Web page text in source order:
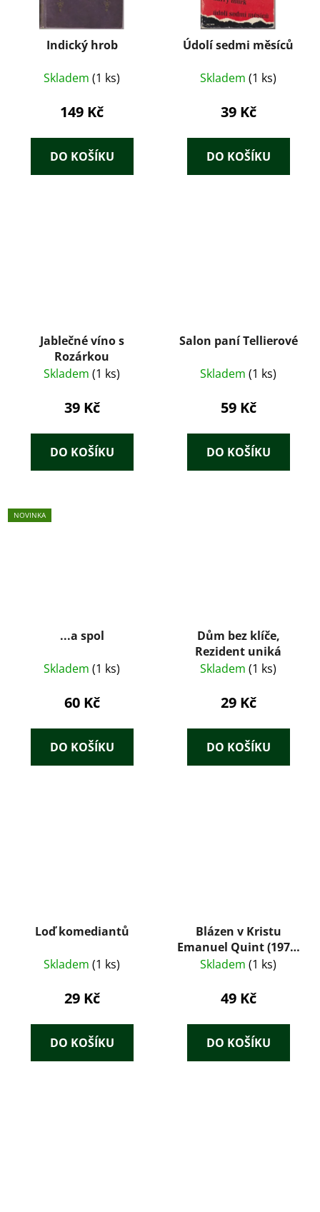
Indický hrob
Skladem (1 ks)
149 Kč
DO KOŠÍKU
Údolí sedmi měsíců
Skladem (1 ks)
39 Kč
DO KOŠÍKU
Jablečné víno s
Rozárkou
Skladem (1 ks)
39 Kč
DO KOŠÍKU
Salon paní Tellierové
Skladem (1 ks)
59 Kč
DO KOŠÍKU
NOVINKA
...a spol
Skladem (1 ks)
60 Kč
DO KOŠÍKU
Dům bez klíče,
Rezident uniká
Skladem (1 ks)
29 Kč
DO KOŠÍKU
Loď komediantů
Skladem (1 ks)
29 Kč
DO KOŠÍKU
Blázen v Kristu
Emanuel Quint (1975)
– Gerhart
Skladem (1 ks)
49 Kč
DO KOŠÍKU